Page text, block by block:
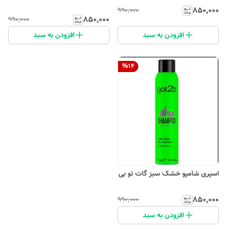
۸۵۰٬۰۰۰ ۹۹۰٬۰۰۰
افزودن به سبد
۸۵۰٬۰۰۰ ۹۹۰٬۰۰۰
افزودن به سبد
%14
اسپری شامپو خشک سبز گات تو بی
۸۵۰٬۰۰۰ ۹۹۰٬۰۰۰
افزودن به سبد